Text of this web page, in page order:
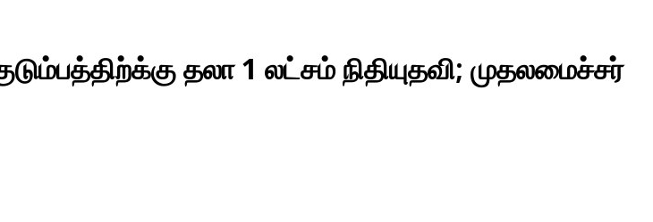
தலா 1 லட்சம் நிதியுதவி; முதலமைச்சர்